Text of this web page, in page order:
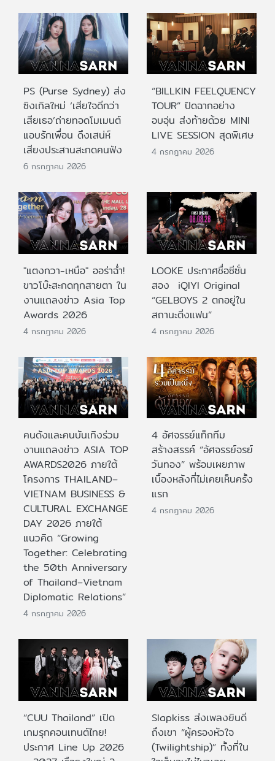
PS (Purse Sydney) ส่ง
ซิงเกิลใหม่ ‘เสียใจดีกว่า
เสียเธอ’ถ่ายทอดโมเมนต์
แอบรักเพื่อน ดึงเสน่ห์
เสียงประสานสะกดคนฟัง
6 กรกฎาคม 2026
“BILLKIN FEELQUENCY
TOUR” ปิดฉากอย่าง
อบอุ่น ส่งท้ายด้วย MINI
LIVE SESSION สุดพิเศษ
4 กรกฎาคม 2026
"แตงกวา-เหนือ" ออร่าฉ่ำ!
ขาวโบ๊ะสะกดทุกสายตา ใน
งานแถลงข่าว Asia Top
Awards 2026
4 กรกฎาคม 2026
LOOKE ประกาศชื่อซีซั่น
สอง iQIYI Original
“GELBOYS 2 ตกอยู่ใน
สถานะติ่งแฟน”
4 กรกฎาคม 2026
คนดังและคนบันเทิงร่วม
งานแถลงข่าว ASIA TOP
AWARDS2026 ภายใต้
โครงการ THAILAND–
VIETNAM BUSINESS &
CULTURAL EXCHANGE
DAY 2026 ภายใต้
แนวคิด “Growing
Together: Celebrating
the 50th Anniversary
of Thailand–Vietnam
Diplomatic Relations”
4 กรกฎาคม 2026
4 อัศจรรย์แท็กทีม
สร้างสรรค์ “อัศจรรย์จรย์
วันทอง” พร้อมเผยภาพ
เบื้องหลังที่ไม่เคยเห็นครั้ง
แรก
4 กรกฎาคม 2026
“CUU Thailand” เปิด
เกมรุกคอนเทนต์ไทย!
ประกาศ Line Up 2026
Slapkiss ส่งเพลงยินดี
ถึงเขา “ผู้ครองหัวใจ
(Twilightship)” ทั้งที่ใน